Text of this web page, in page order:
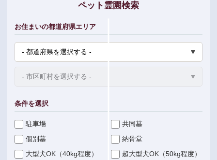
ペット霊園検索
お住まいの都道府県エリア
条件を選択
駐車場
共同墓
個別墓
納骨堂
大型犬OK（40kg程度）
超大型犬OK（50kg程度）